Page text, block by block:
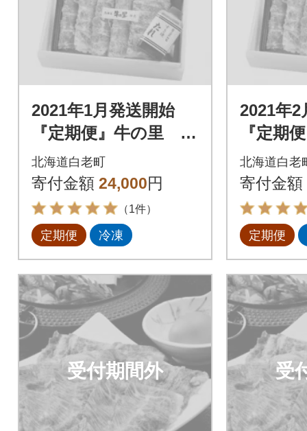
2021年1月発送開始
『定期便』牛の里 高
級黒毛和牛「白老牛」
の贅沢詰め合わせセ
ットA全2回
北海道白老町
寄付金額 24,000円
（1件）
定期便 冷凍
2021年2
『定期
級黒毛
の贅沢
ットA全
北海道白老
寄付金額
定期便
受付期間外 受